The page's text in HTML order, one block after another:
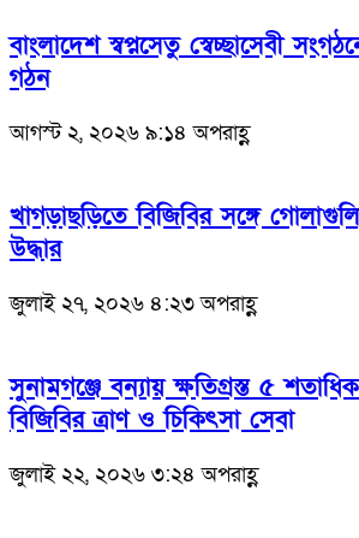
বাংলাদেশ স্বপ্নসেতু স্বেচ্ছাসেবী
গঠন
আগস্ট ২, ২০২৬ ৯:১৪ অপরাহ্ণ
খাগড়াছড়িতে বিজিবির সঙ্গে
উদ্ধার
জুলাই ২৭, ২০২৬ ৪:২৩ অপরাহ্ণ
সুনামগঞ্জে বন্যায় ক্ষতিগ্রস্ত ৫
বিজিবির ত্রাণ ও চিকিৎসা সেবা
জুলাই ২২, ২০২৬ ৩:২৪ অপরাহ্ণ